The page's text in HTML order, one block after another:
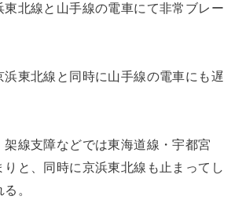
東北線と山手線の電車にて非常ブレー
浜東北線と同時に山手線の電車にも遅
線支障などでは東海道線・宇都宮
と、同時に京浜東北線も止まってし
。